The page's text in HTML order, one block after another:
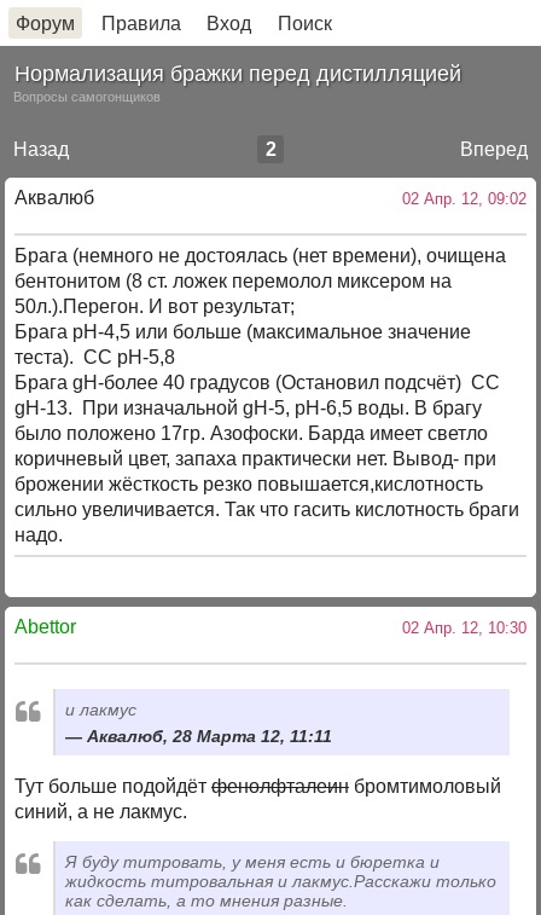
Форум Правила Вход Поиск
Нормализация бражки перед дистилляцией
Вопросы самогонщиков
Назад Вперед
2
Аквалюб 02 Апр. 12, 09:02
Брага (немного не достоялась (нет времени), очищена
бентонитом (8 ст. ложек перемолол миксером на
50л.).Перегон. И вот результат;
Брага pH-4,5 или больше (максимальное значение
теста). СС pH-5,8
Брага gH-более 40 градусов (Остановил подсчёт) СС
gH-13. При изначальной gH-5, pH-6,5 воды. В брагу
было положено 17гр. Азофоски. Барда имеет светло
коричневый цвет, запаха практически нет. Вывод- при
брожении жёсткость резко повышается,кислотность
сильно увеличивается. Так что гасить кислотность браги
надо.
Abettor 02 Апр. 12, 10:30
и лакмус
Аквалюб, 28 Марта 12, 11:11
Тут больше подойдётфенолфталеин бромтимоловый
синий, а не лакмус.
Я буду титровать, у меня есть и бюретка и
жидкость титровальная и лакмус.Расскажи только
как сделать, а то мнения разные.